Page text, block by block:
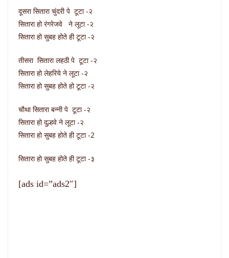
दूसरा सितारा चुंदरी पे टूटा -२
सितारा हो रंगरेजवे ने लूटा -२
सितारा हो सुबह होते ही टूटा -२
तीसरा सितारा लहठी पे टूटा -२
सितारा हो लेहरिये ने लूटा -२
सितारा हो सुबह होते हो टूटा -२
चौथा सितारा बन्नी पे टूटा -२
सितारा हो दुल्हवे ने लूटा -२
सितारा हो सुबह होते ही टूटा -2
सितारा हो सुबह होते ही टूटा -३
[ads id=”ads2″]